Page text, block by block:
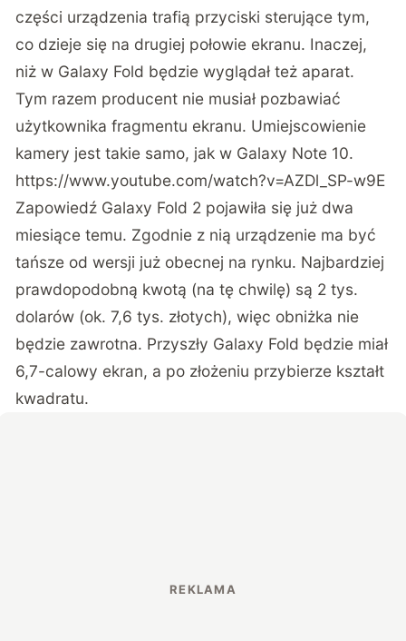
części urządzenia trafią przyciski sterujące tym,
co dzieje się na drugiej połowie ekranu. Inaczej,
niż w Galaxy Fold będzie wyglądał też aparat.
Tym razem producent nie musiał pozbawiać
użytkownika fragmentu ekranu. Umiejscowienie
kamery jest takie samo, jak w Galaxy Note 10.
https://www.youtube.com/watch?v=AZDl_SP-w9E
Zapowiedź Galaxy Fold 2 pojawiła się już dwa
miesiące temu. Zgodnie z nią urządzenie ma być
tańsze od wersji już obecnej na rynku. Najbardziej
prawdopodobną kwotą (na tę chwilę) są 2 tys.
dolarów (ok. 7,6 tys. złotych), więc obniżka nie
będzie zawrotna. Przyszły Galaxy Fold będzie miał
6,7-calowy ekran, a po złożeniu przybierze kształt
kwadratu.